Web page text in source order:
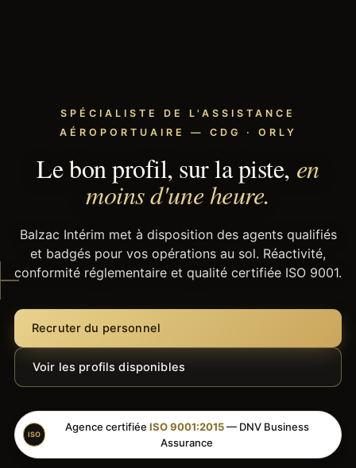
SPÉCIALISTE DE L'ASSISTANCE
AÉROPORTUAIRE — CDG · ORLY
Le bon profil, sur la piste, en
moins d'une heure.
Balzac Intérim met à disposition des agents qualifiés
et badgés pour vos opérations au sol. Réactivité,
conformité réglementaire et qualité certifiée ISO 9001.
Recruter du personnel
Voir les profils disponibles
ISO
Agence certifiée ISO 9001:2015— DNV Business
Assurance